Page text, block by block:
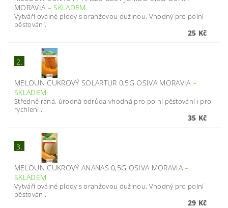
MORAVIA – SKLADEM
Vytváří oválné plody s oranžovou dužinou. Vhodný pro polní
pěstování.
25 Kč
2.
MELOUN CUKROVÝ SOLARTUR 0,5G OSIVA MORAVIA –
SKLADEM
Středně raná, úrodná odrůda vhodná pro polní pěstování i pro
rychlení....
35 Kč
3.
MELOUN CUKROVÝ ANANAS 0,5G OSIVA MORAVIA–
SKLADEM
Vytváří oválné plody s oranžovou dužinou. Vhodný pro polní
pěstování.
29 Kč